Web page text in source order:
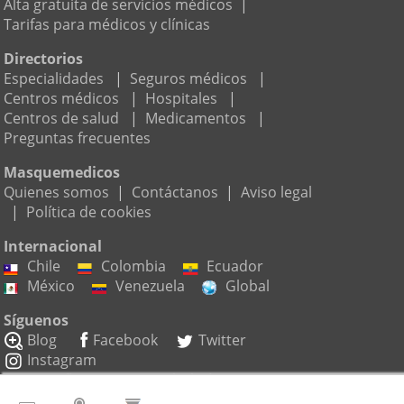
Alta gratuita de servicios médicos |
Tarifas para médicos y clínicas
Directorios
Especialidades
| Seguros médicos
|
Centros médicos
| Hospitales
|
Centros de salud
| Medicamentos
|
Preguntas frecuentes
Masquemedicos
Quienes somos | Contáctanos | Aviso legal
| Política de cookies
Internacional
Chile
Colombia
Ecuador
México
Venezuela
Global
Síguenos
Blog
Facebook
Twitter
Instagram
Suscríbete a nuestro boletín